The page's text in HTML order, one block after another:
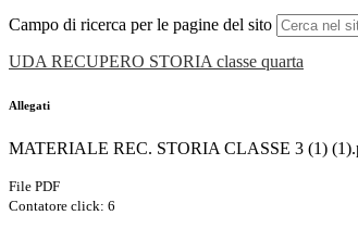
Campo di ricerca per le pagine del sito
UDA RECUPERO STORIA classe quarta
Allegati
MATERIALE REC. STORIA CLASSE 3 (1)
File PDF
Contatore click: 6